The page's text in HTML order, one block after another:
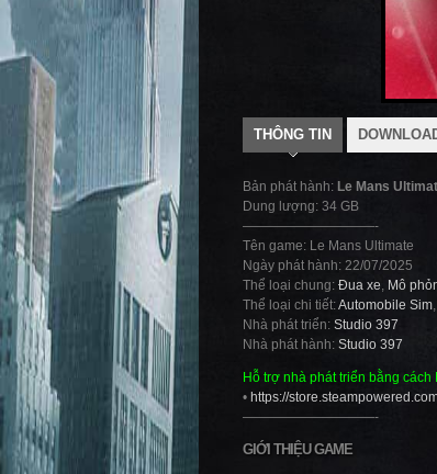
THÔNG TIN
Bản phát hành: Le Mans
Dung lượng: 34 GB
——————————-
Tên game: Le Mans Ultimate
Ngày phát hành: 22/07/2025
Thể loại chung: Đua xe, Mô
Thể loại chi tiết:Automobile Sim,
Nhà phát triển: Studio 397
Nhà phát hành: Studio 397
Hỗ trợ nhà phát triển bằng cách
• https://
——————————-
GIỚI THIỆU GAME